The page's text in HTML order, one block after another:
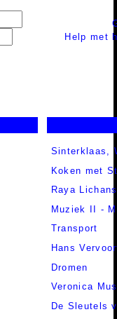
Help met
Sinterklaas,
Koken met
Raya
Muziek II -
Transport
Hans
Dromen
Veronica
De Sleutels